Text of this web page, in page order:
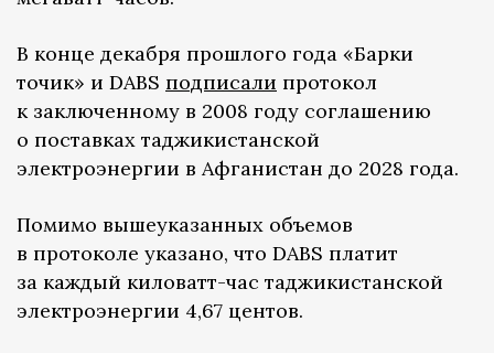
В конце декабря прошлого года «Барки
точик» и DABS подписали протокол
к заключенному в 2008 году соглашению
о поставках таджикистанской
электроэнергии в Афганистан до 2028 года.
Помимо вышеуказанных объемов
в протоколе указано, что DABS платит
за каждый киловатт-час таджикистанской
электроэнергии 4,67 центов.